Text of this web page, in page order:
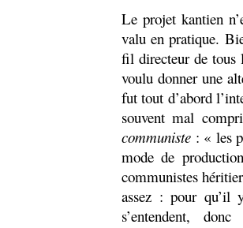
Le projet kantien
valu en pratique.
fil directeur de tous
voulu donner une
fut tout d’abord
souvent mal
communiste : « les
mode de
communistes
assez : pour qu’il
s’entendent,